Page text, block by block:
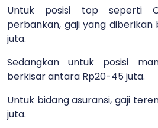
Untuk posisi top seperti
perbankan, gaji yang diberikan
juta.
Sedangkan untuk posisi
berkisar antara Rp20-45 juta.
Untuk bidang asuransi, gaji
juta.